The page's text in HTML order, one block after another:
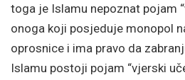
toga je Islamu nepoznat pojam
onoga koji posjeduje monopol
oprosnice i ima pravo da
Islamu postoji pojam “vjerski